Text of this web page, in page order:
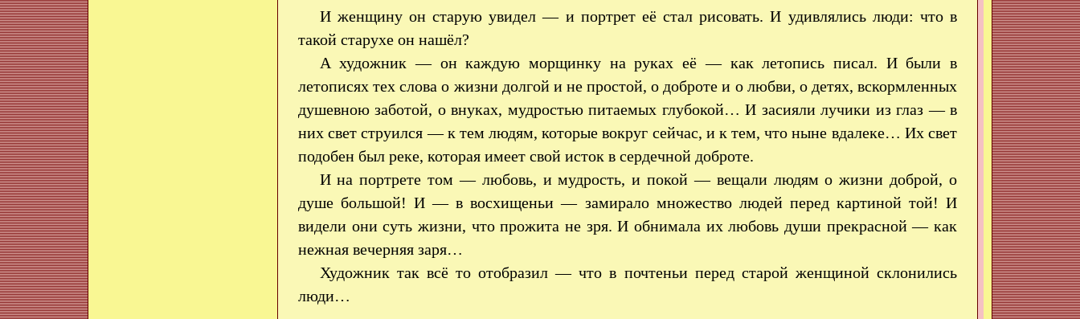
И женщину он старую увидел — и портрет её стал рисовать. И удивлялись люди: что в
такой старухе он нашёл?
А художник — он каждую морщинку на руках её — как летопись писал. И были в
летописях тех слова о жизни долгой и не простой, о доброте и о любви, о детях, вскормленных
душевною заботой, о внуках, мудростью питаемых глубокой… И засияли лучики из глаз — в
них свет струился — к тем людям, которые вокруг сейчас, и к тем, что ныне вдалеке… Их свет
подобен был реке, которая имеет свой исток в сердечной доброте.
И на портрете том — любовь, и мудрость, и покой — вещали людям о жизни доброй, о
душе большой! И — в восхищеньи — замирало множество людей перед картиной той! И
видели они суть жизни, что прожита не зря. И обнимала их любовь души прекрасной — как
нежная вечерняя заря…
Художник так всё то отобразил — что в почтеньи перед старой женщиной склонились
люди…